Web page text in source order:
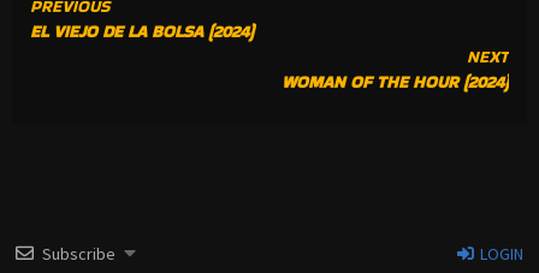
CONTINUE
READING
PREVIOUS
EL VIEJO DE LA BOLSA (2024)
NEXT
WOMAN OF THE HOUR (2024)
Subscribe LOGIN